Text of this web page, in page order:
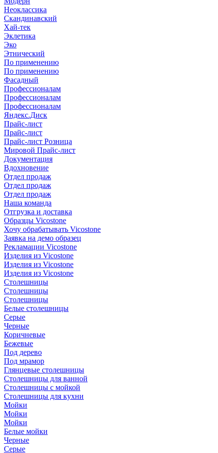
Неоклассика
Скандинавский
Хай-тек
Эклетика
Эко
Этнический
По применению
По применению
Фасадный
Профессионалам
Профессионалам
Профессионалам
Яндекс.Диск
Прайс-лист
Прайс-лист
Прайс-лист Розница
Мировой Прайс-лист
Документация
Вдохновение
Отдел продаж
Отдел продаж
Отдел продаж
Наша команда
Отгрузка и доставка
Образцы Vicostone
Хочу обрабатывать Vicostone
Заявка на демо образец
Рекламации Vicostone
Изделия из Vicostone
Изделия из Vicostone
Изделия из Vicostone
Столешницы
Столешницы
Столешницы
Белые столешницы
Серые
Черные
Коричневые
Бежевые
Под дерево
Под мрамор
Глянцевые столешницы
Столешницы для ванной
Столешницы с мойкой
Столешницы для кухни
Мойки
Мойки
Мойки
Белые мойки
Черные
Серые